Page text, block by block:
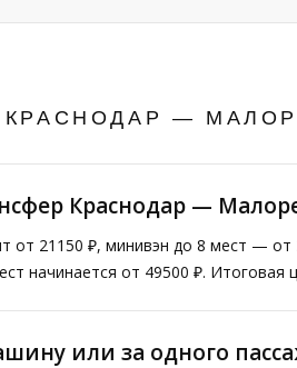
—
Краснодар —
от 21150 ₽, минивэн до 8 мест —
начинается от 49500 ₽.
или за одного